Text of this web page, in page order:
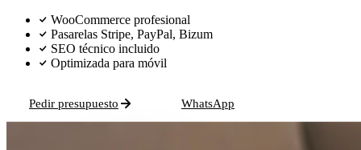
WooCommerce profesional
Pasarelas Stripe, PayPal, Bizum
SEO técnico incluido
Optimizada para móvil
Pedir presupuesto WhatsApp